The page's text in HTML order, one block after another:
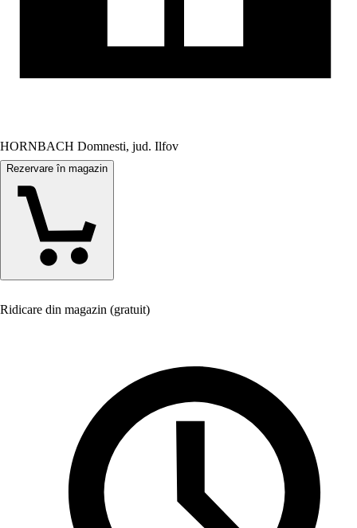
HORNBACH Domnesti, jud. Ilfov
Rezervare în magazin
Ridicare din magazin (gratuit)